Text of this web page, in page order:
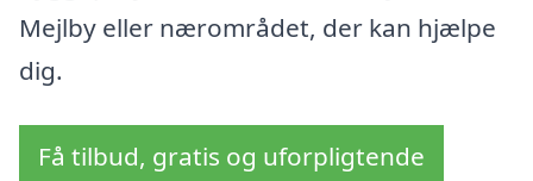
Mejlby eller nærområdet, der kan hjælpe
dig.
Få tilbud, gratis og uforpligtende